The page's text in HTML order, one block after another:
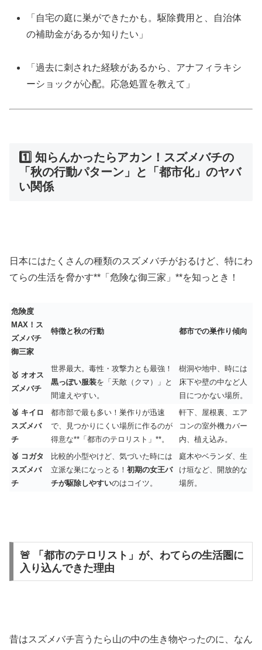
「自宅の庭に巣ができたかも。駆除費用と、自治体
の補助金があるか知りたい」
「過去に刺された経験があるから、アナフィラキシ
ーショックが心配。応急処置を教えて」
1️⃣ 知らんかったらアカン！スズメバチの
「秋の行動パターン」と「都市化」のヤバ
い関係
日本にはたくさんの種類のスズメバチがおるけど、特にわ
てらの生活を脅かす**「危険な御三家」**を知っとき！
危険度
MAX！ス
ズメバチ
御三家
特徴と秋の行動 都市での巣作り傾向
🥇 オオス
ズメバチ
世界最大。毒性・攻撃力とも最強！
黒っぽい服装を「天敵（クマ）」と
間違えやすい。
樹洞や地中、時には
床下や壁の中など人
目につかない場所。
🥈 キイロ
スズメバ
チ
都市部で最も多い！巣作りが迅速
で、見つかりにくい場所に作るのが
得意な**「都市のテロリスト」**。
軒下、屋根裏、エア
コンの室外機カバー
内、植え込み。
🥉 コガタ
スズメバ
チ
比較的小型やけど、気づいた時には
立派な巣になっとる！ 初期の女王バ
チが駆除しやすいのはコイツ。
庭木やベランダ、生
け垣など、開放的な
場所。
🚨 「都市のテロリスト」が、わてらの生活圏に
入り込んできた理由
昔はスズメバチ言うたら山の中の生き物やったのに、なん